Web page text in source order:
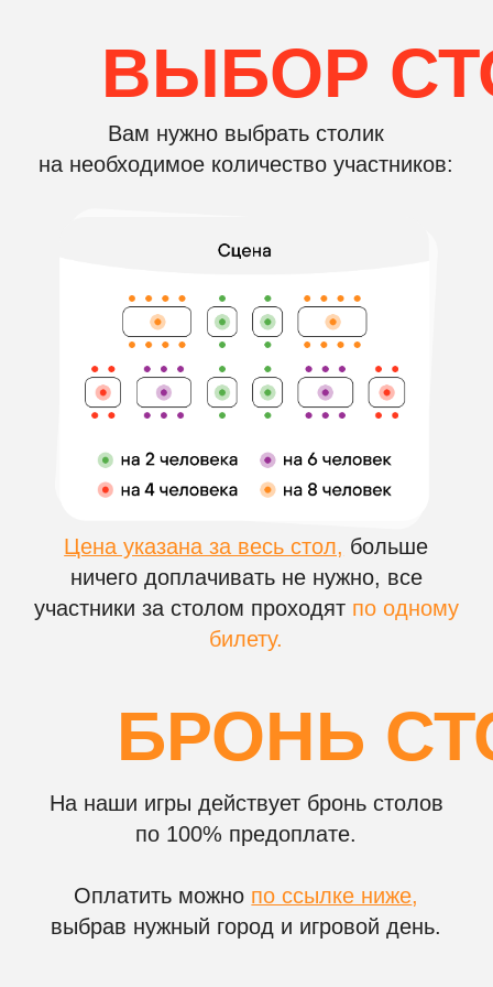
Посмотрите, как проходит
музыкальное лото!
СМОТРЕТЬ ФОТООТЧЁТ
НА ВАШЕМ
Чем игра
музыкальное